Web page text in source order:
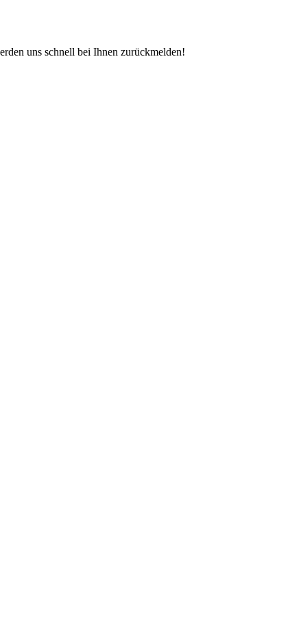
uns schnell bei Ihnen zurückmelden!